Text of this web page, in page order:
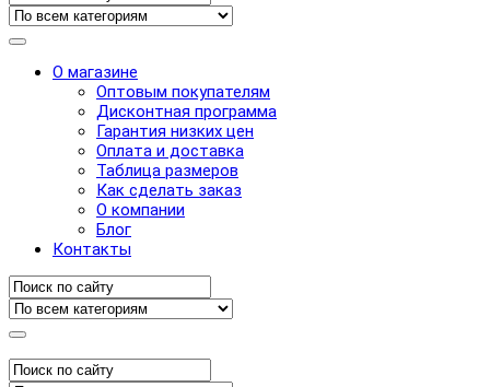
О магазине
Оптовым покупателям
Дисконтная программа
Гарантия низких цен
Оплата и доставка
Таблица размеров
Как сделать заказ
О компании
Блог
Контакты